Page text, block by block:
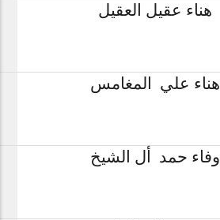
هناء عقيل العقيل
هناء علي المغامس
وفاء حمد أل الشيخ